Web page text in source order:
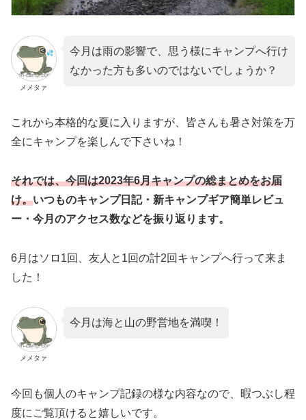
メメタァ
今月は雨の影響で、思う様にキャンプへ行け
なかった方も多いのではないでしょうか？
これから本格的な夏に入りますが、皆さんも暑さ対策を万
全にキャンプを楽しんで下さいね！
それでは、今回は2023年6月キャンプの総まとめをお届
け。いつものキャンプ日記・新キャンプギア簡単レビュ
ー・今月のアクセス数などを振り返ります。
6月はソロ1回、友人と1回の計2回キャンプへ行って来ま
した！
メメタァ
今月は海と山の野営地を満喫！
今回も個人のキャンプ記録の様な内容なので、暇つぶし程
度にご覧頂けると嬉しいです。